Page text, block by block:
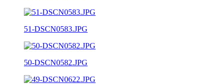
51-DSCN0583.JPG
50-DSCN0582.JPG